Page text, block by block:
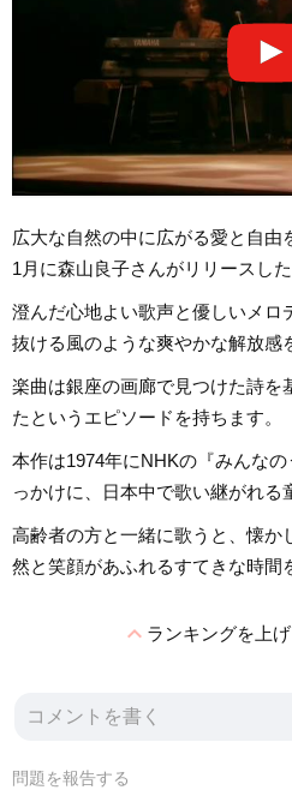
広大な自然の中に広がる愛と自由
1月に森山良子さんがリリースし
澄んだ心地よい歌声と優しいメロ
抜ける風のような爽やかな解放感
楽曲は銀座の画廊で見つけた詩を
たというエピソードを持ちます。
本作は1974年にNHKの『みんな
っかけに、日本中で歌い継がれる
高齢者の方と一緒に歌うと、懐か
然と笑顔があふれるすてきな時間
expand_lessランキングを上
問題を報告する